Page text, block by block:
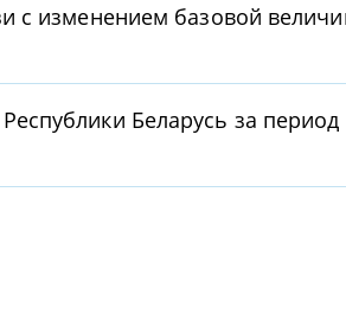
с изменением базовой
Беларусь за период